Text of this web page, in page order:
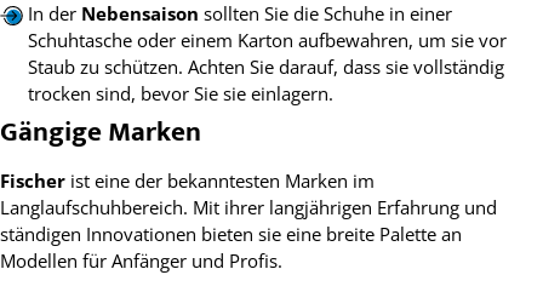
In der Nebensaison sollten Sie die Schuhe in einer
Schuhtasche oder einem Karton aufbewahren, um sie vor
Staub zu schützen. Achten Sie darauf, dass sie vollständig
trocken sind, bevor Sie sie einlagern.
Gängige Marken
Fischer ist eine der bekanntesten Marken im
Langlaufschuhbereich. Mit ihrer langjährigen Erfahrung und
ständigen Innovationen bieten sie eine breite Palette an
Modellen für Anfänger und Profis.